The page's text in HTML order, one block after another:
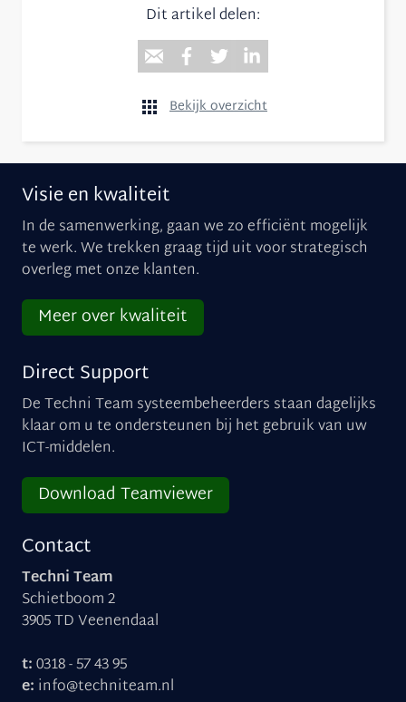
Dit artikel delen:
Bekijk overzicht
Visie en kwaliteit
In de samenwerking, gaan we zo efficiënt mogelijk
te werk. We trekken graag tijd uit voor strategisch
overleg met onze klanten.
Meer over kwaliteit
Direct Support
De Techni Team systeembeheerders staan dagelijks
klaar om u te ondersteunen bij het gebruik van uw
ICT-middelen.
Download Teamviewer
Contact
Techni Team
Schietboom 2
3905 TD Veenendaal
t:0318 - 57 43 95
e: info@techniteam.nl